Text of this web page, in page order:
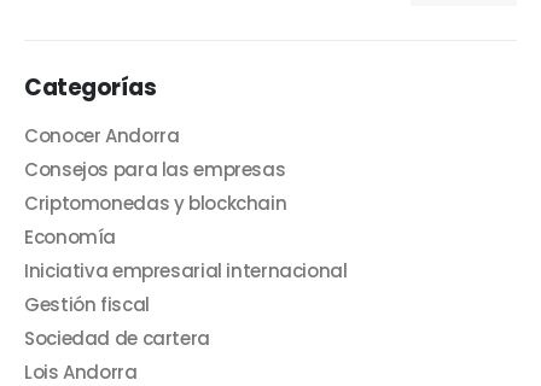
Categorías
Conocer Andorra
Consejos para las empresas
Criptomonedas y blockchain
Economía
Iniciativa empresarial internacional
Gestión fiscal
Sociedad de cartera
Lois Andorra